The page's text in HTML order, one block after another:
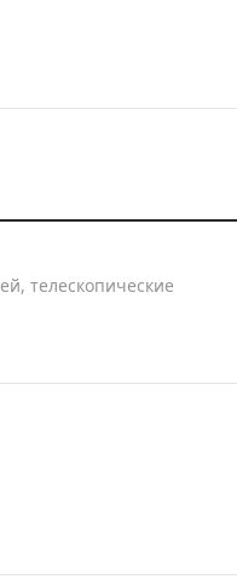
телескопические